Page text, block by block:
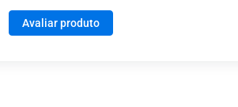
Avaliar produto